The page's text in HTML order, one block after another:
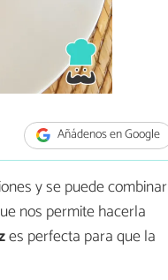
Añádenos en Google
y se puede combinar
nos permite hacerla
es perfecta para que la